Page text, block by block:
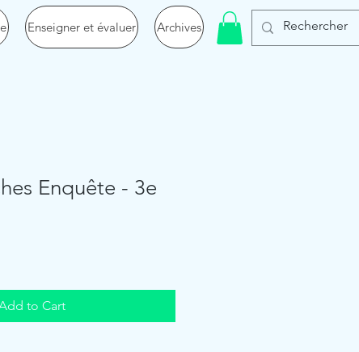
Enseigner et évaluer Archives
Enquête - 3e
to Cart